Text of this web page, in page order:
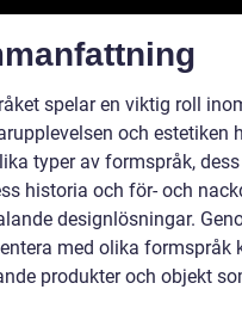
spelar en viktig roll
och estetiken
typer av formspråk,
historia och för- och
designlösningar.
med olika formspråk
produkter och objekt